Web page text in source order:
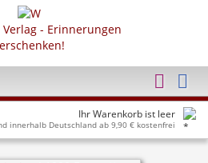
Ihr Warenkorb ist leer
innerhalb Deutschland ab 9,90 € kostenfrei